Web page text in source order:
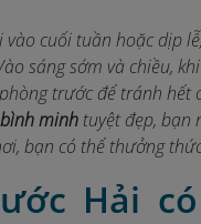
cuối tuần hoặc dịp
sáng sớm và chiều,
trước để tránh hết
minh tuyệt đẹp, bạn
bạn có thể thưởng
Hải